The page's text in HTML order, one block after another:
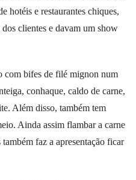
hotéis e restaurantes chiques,
clientes e davam um show
com bifes de filé mignon num
conhaque, caldo de carne,
Além disso, também tem
Ainda assim flambar a carne
faz a apresentação ficar